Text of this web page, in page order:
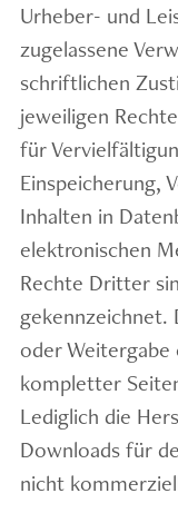
Urheber- und
zugelassene
schriftlichen
jeweiligen
für
Einspeicherung,
Inhalten in
elektronischen
Rechte Dritter
gekennzeichnet.
oder
kompletter
Lediglich die
Downloads für
nicht